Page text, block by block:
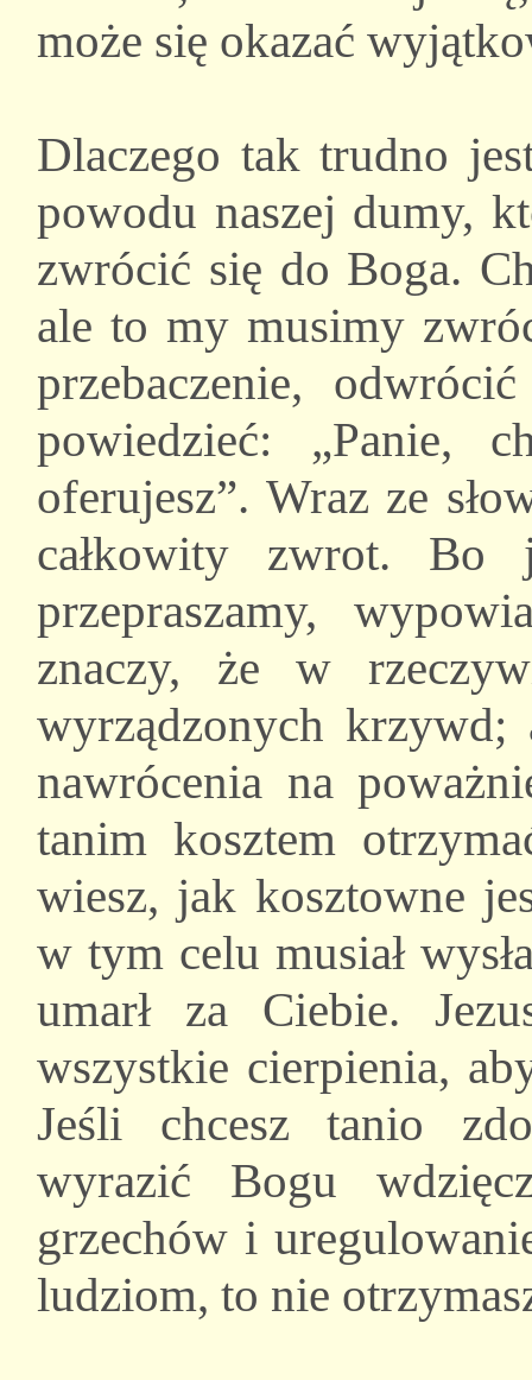
może się okazać
Dlaczego tak trudno
powodu naszej dumy,
zwrócić się do Boga.
ale to my musimy
przebaczenie,
powiedzieć: „Panie,
oferujesz”. Wraz ze
całkowity zwrot.
przepraszamy,
znaczy, że w
wyrządzonych krzywd;
nawrócenia na
tanim kosztem
wiesz, jak kosztowne
w tym celu musiał
umarł za Ciebie.
wszystkie cierpienia,
Jeśli chcesz tanio
wyrazić Bogu
grzechów i
ludziom, to nie